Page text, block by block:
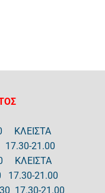
ΚΛΕΙΣΤΑ
21.00
ΚΛΕΙΣΤΑ
21.00
17.30-21.00